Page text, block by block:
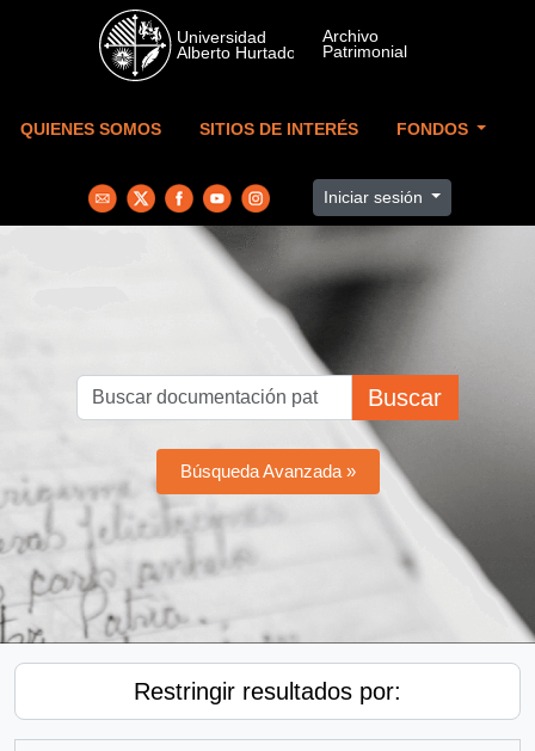
Skip to main content
QUIENES SOMOS SITIOS DE INTERÉS FONDOS
Iniciar sesión
Buscar
Búsqueda Avanzada »
Restringir resultados por: